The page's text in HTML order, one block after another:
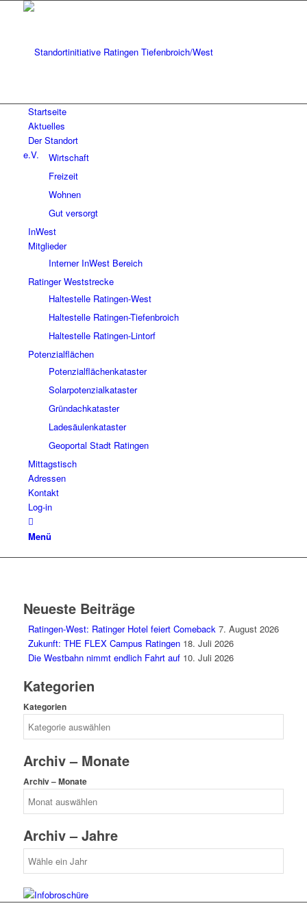
Startseite
Aktuelles
Der Standort
Wirtschaft
Freizeit
Wohnen
Gut versorgt
InWest
Mitglieder
Interner InWest Bereich
Ratinger Weststrecke
Haltestelle Ratingen-West
Haltestelle Ratingen-Tiefenbroich
Haltestelle Ratingen-Lintorf
Potenzialflächen
Potenzialflächenkataster
Solarpotenzialkataster
Gründachkataster
Ladesäulenkataster
Geoportal Stadt Ratingen
Mittagstisch
Adressen
Kontakt
Log-in
Menü
Neueste Beiträge
Ratingen-West: Ratinger Hotel feiert Comeback 7. August 2026
Zukunft: THE FLEX Campus Ratingen 18. Juli 2026
Die Westbahn nimmt endlich Fahrt auf 10. Juli 2026
Kategorien
Kategorien
Archiv – Monate
Archiv – Monate
Archiv – Jahre